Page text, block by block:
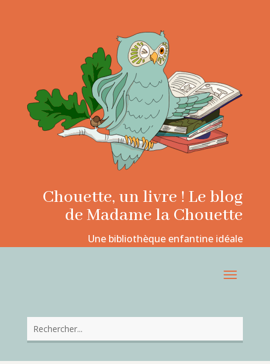
Chouette, un livre ! Le blog
de Madame la Chouette
Une bibliothèque enfantine idéale